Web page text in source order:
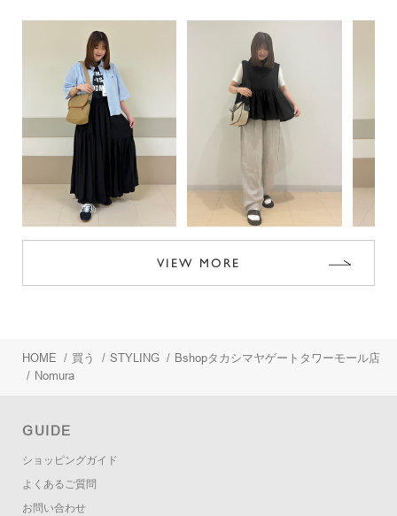
VIEW MORE
HOME / 買う / STYLING / Bshopタカシマヤゲートタワーモール店
/ Nomura
GUIDE
ショッピングガイド
よくあるご質問
お問い合わせ